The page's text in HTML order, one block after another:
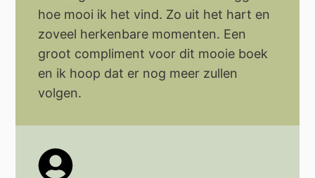
hoe mooi ik het vind. Zo uit het hart en
zoveel herkenbare momenten. Een
groot compliment voor dit mooie boek
en ik hoop dat er nog meer zullen
volgen.